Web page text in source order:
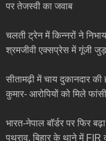
पर तेजस्वी का जवाब
चलती ट्रेन में किन्नरों ने
श्रमजीवी एक्सप्रेस में गूंजी
सीतामढ़ी में चाय दुकानदार
कुमार- आरोपियों को मिले
भारत-नेपाल बॉर्डर पर फिर
पथराव, बिहार के थाने में FIR